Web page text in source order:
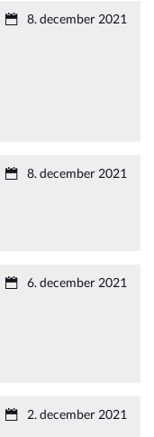
8. december 2021
8. december 2021
6. december 2021
2. december 2021